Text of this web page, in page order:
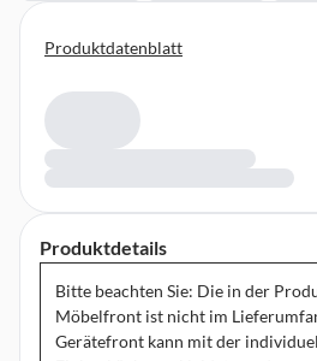
Produktdetails
Bitte beachten Sie: Die in der
Möbelfront ist nicht im
Gerätefront kann mit der
Produktdatenblatt